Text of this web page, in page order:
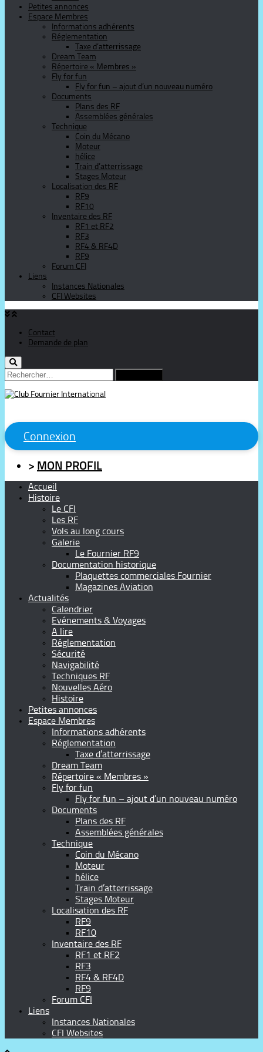
Petites annonces
Espace Membres
Informations adhérents
Réglementation
Taxe d’atterrissage
Dream Team
Répertoire « Membres »
Fly for fun
Fly for fun – ajout d’un nouveau numéro
Documents
Plans des RF
Assemblées générales
Technique
Coin du Mécano
Moteur
hélice
Train d’atterrissage
Stages Moteur
Localisation des RF
RF9
RF10
Inventaire des RF
RF1 et RF2
RF3
RF4 & RF4D
RF9
Forum CFI
Liens
Instances Nationales
CFI Websites
Contact
Demande de plan
Rechercher :
Connexion
> MON PROFIL
Accueil
Histoire
Le CFI
Les RF
Vols au long cours
Galerie
Le Fournier RF9
Documentation historique
Plaquettes commerciales Fournier
Magazines Aviation
Actualités
Calendrier
Evénements & Voyages
A lire
Réglementation
Sécurité
Navigabilité
Techniques RF
Nouvelles Aéro
Histoire
Petites annonces
Espace Membres
Informations adhérents
Réglementation
Taxe d’atterrissage
Dream Team
Répertoire « Membres »
Fly for fun
Fly for fun – ajout d’un nouveau numéro
Documents
Plans des RF
Assemblées générales
Technique
Coin du Mécano
Moteur
hélice
Train d’atterrissage
Stages Moteur
Localisation des RF
RF9
RF10
Inventaire des RF
RF1 et RF2
RF3
RF4 & RF4D
RF9
Forum CFI
Liens
Instances Nationales
CFI Websites